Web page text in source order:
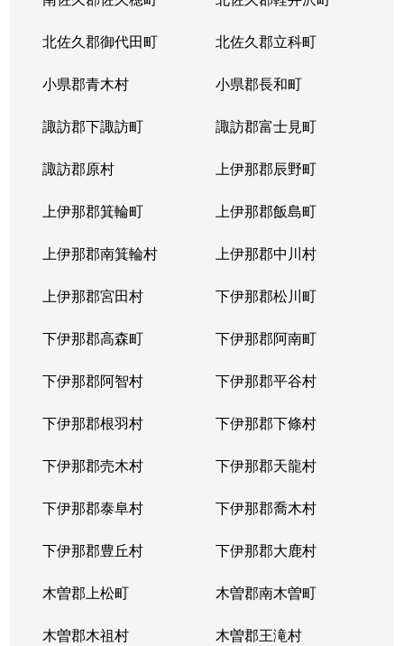
北佐久郡御代田町 北佐久郡立科町
小県郡青木村 小県郡長和町
諏訪郡下諏訪町 諏訪郡富士見町
諏訪郡原村 上伊那郡辰野町
上伊那郡箕輪町 上伊那郡飯島町
上伊那郡南箕輪村 上伊那郡中川村
上伊那郡宮田村 下伊那郡松川町
下伊那郡高森町 下伊那郡阿南町
下伊那郡阿智村 下伊那郡平谷村
下伊那郡根羽村 下伊那郡下條村
下伊那郡売木村 下伊那郡天龍村
下伊那郡泰阜村 下伊那郡喬木村
下伊那郡豊丘村 下伊那郡大鹿村
木曽郡上松町 木曽郡南木曽町
木曽郡木祖村 木曽郡王滝村